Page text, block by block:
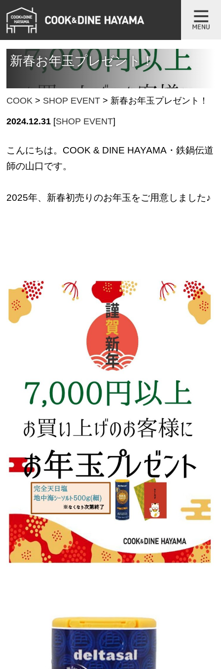
新春お年玉プレゼント！
COOK > SHOP EVENT > 新春お年玉プレゼント！
2024.12.31 [SHOP EVENT]
こんにちは。COOK & DINE HAYAMA・鉄鍋伝道
師の山口です。
2025年、新春初売りのお年玉をご用意しました♪